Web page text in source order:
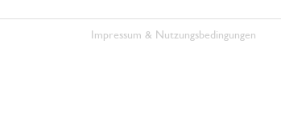
Impressum & Nutzungsbedingungen